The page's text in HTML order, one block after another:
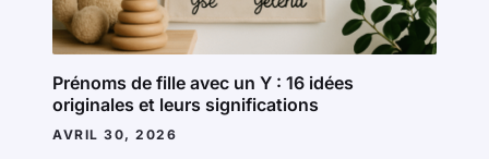
Prénoms de fille avec un Y : 16 idées
originales et leurs significations
AVRIL 30, 2026